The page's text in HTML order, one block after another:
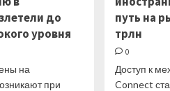
до
уровня
на
при
путь на
трлн
0
Доступ к
Connect